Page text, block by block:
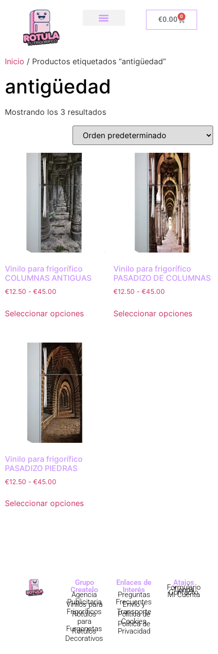
€0.00 0
Inicio / Productos etiquetados “antigüedad”
antigüedad
Mostrando los 3 resultados
Vinilo para frigorífico
COLUMNAS ANTIGUAS
€12.50 - €45.00
Seleccionar opciones
Vinilo para frigorífico
PASADIZO DE COLUMNAS
€12.50 - €45.00
Seleccionar opciones
Vinilo para frigorífico
PASADIZO PIEDRAS
€12.50 - €45.00
Seleccionar opciones
Grupo
Createlo
Agencia
Publicitaria
Vinilos para
Frigoríficos
Rótulos
para
Furgonetas
Rótulos
Decorativos
Enlaces de
Interés
Preguntas
Frecuentes
Envío y
Transporte
Política de
Cookies
Política de
Privacidad
Atajos
Formulario
Tienda
Contacto
Mi Cuenta